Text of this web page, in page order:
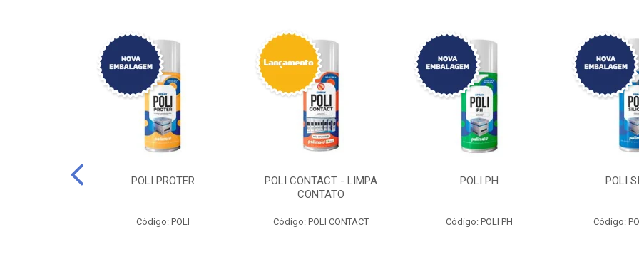
POLI PROTER
Código: POLI
POLI CONTACT - LIMPA
CONTATO
Código: POLI CONTACT
POLI PH
Código: POLI PH
POLI
Código: